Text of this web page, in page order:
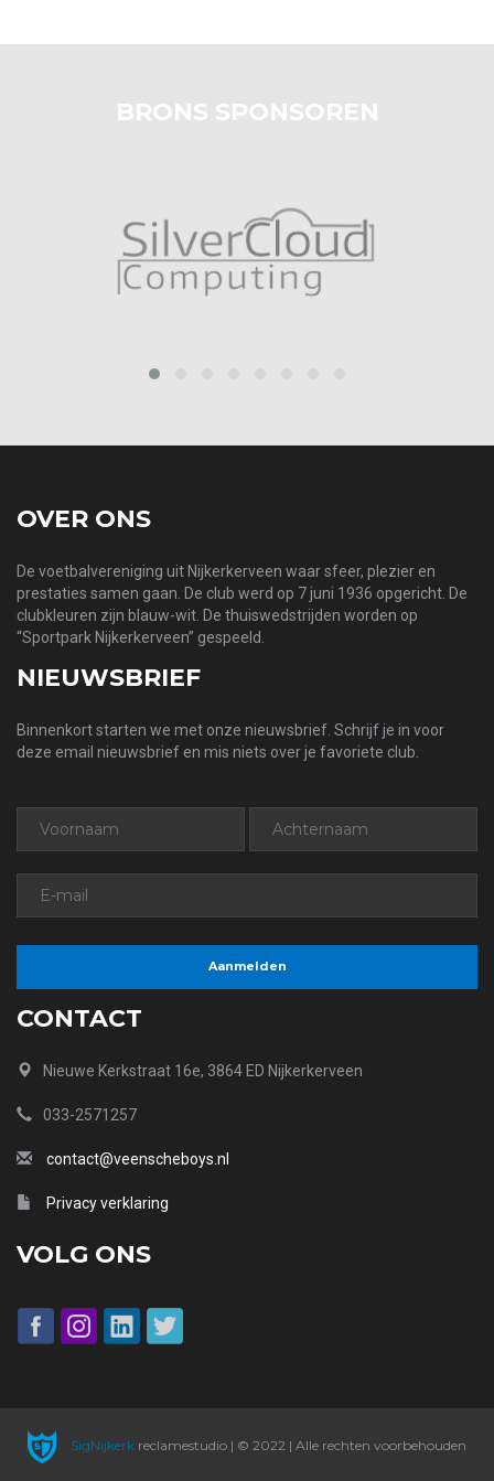
BRONS SPONSOREN
OVER ONS
De voetbalvereniging uit Nijkerkerveen waar sfeer, plezier en
prestaties samen gaan. De club werd op 7 juni 1936 opgericht. De
clubkleuren zijn blauw-wit. De thuiswedstrijden worden op
“Sportpark Nijkerkerveen” gespeeld.
NIEUWSBRIEF
Binnenkort starten we met onze nieuwsbrief. Schrijf je in voor
deze email nieuwsbrief en mis niets over je favoriete club.
CONTACT
Nieuwe Kerkstraat 16e, 3864 ED Nijkerkerveen
033-2571257
contact@veenscheboys.nl
Privacy verklaring
VOLG ONS
SigNijkerkreclamestudio | © 2022 | Alle rechten voorbehouden